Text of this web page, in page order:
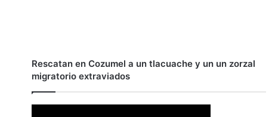
Rescatan en Cozumel a un tlacuache y un un zorzal
migratorio extraviados